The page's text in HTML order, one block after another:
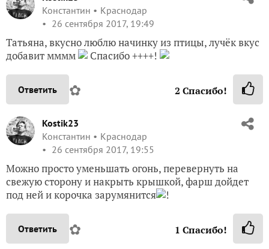
Константин
Краснодар
26 сентября 2017, 19:49
Татьяна, вкусно люблю начинку из птицы, лучёк вкус
добавит мммм
Спасибо ++++!
Ответить ✿ 2 Спасибо!
Kostik23
Константин
Краснодар
26 сентября 2017, 19:55
Можно просто уменьшать огонь, перевернуть на
свежую сторону и накрыть крышкой, фарш дойдет
под ней и корочка зарумянится
!
Ответить ✿ 1 Спасибо!